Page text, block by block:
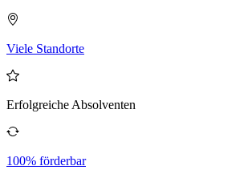
Viele Standorte
Erfolgreiche Absolventen
100% förderbar